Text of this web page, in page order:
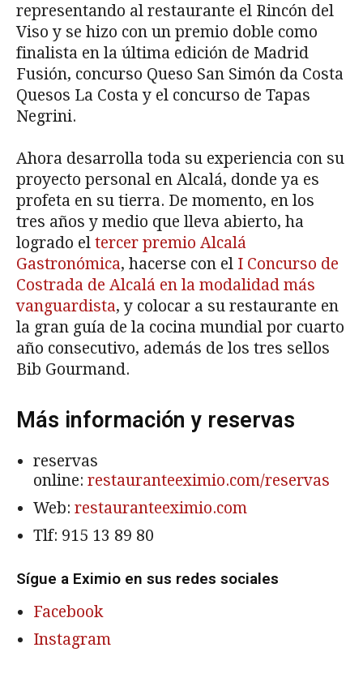
representando al restaurante el Rincón del
Viso y se hizo con un premio doble como
finalista en la última edición de Madrid
Fusión, concurso Queso San Simón da Costa
Quesos La Costa y el concurso de Tapas
Negrini.
Ahora desarrolla toda su experiencia con su
proyecto personal en Alcalá, donde ya es
profeta en su tierra. De momento, en los
tres años y medio que lleva abierto, ha
logrado el tercer premio Alcalá
Gastronómica, hacerse con el I Concurso de
Costrada de Alcalá en la modalidad más
vanguardista, y colocar a su restaurante en
la gran guía de la cocina mundial por cuarto
año consecutivo, además de los tres sellos
Bib Gourmand.
Más información y reservas
reservas
online: restauranteeximio.com/reservas
Web: restauranteeximio.com
Tlf: 915 13 89 80
Sígue a Eximio en sus redes sociales
Facebook
Instagram